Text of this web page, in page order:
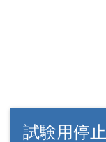
試験用停